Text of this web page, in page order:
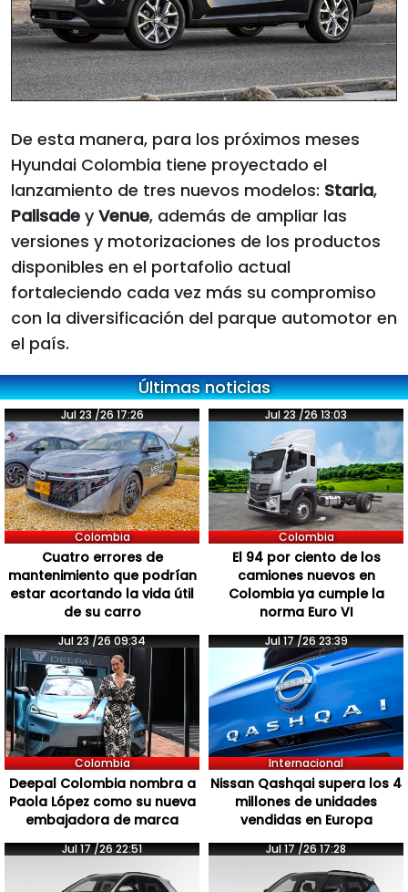
De esta manera, para los próximos meses
Hyundai Colombia tiene proyectado el
lanzamiento de tres nuevos modelos: Staria,
Palisade y Venue, además de ampliar las
versiones y motorizaciones de los productos
disponibles en el portafolio actual
fortaleciendo cada vez más su compromiso
con la diversificación del parque automotor en
el país.
Últimas noticias
Jul 23 /26 17:26
Colombia
Cuatro errores de
mantenimiento que podrían
estar acortando la vida útil
de su carro
Jul 23 /26 13:03
Colombia
El 94 por ciento de los
camiones nuevos en
Colombia ya cumple la
norma Euro VI
Jul 23 /26 09:34
Colombia
Deepal Colombia nombra a
Paola López como su nueva
embajadora de marca
Jul 17 /26 23:39
Internacional
Nissan Qashqai supera los 4
millones de unidades
vendidas en Europa
Jul 17 /26 22:51 Jul 17 /26 17:28